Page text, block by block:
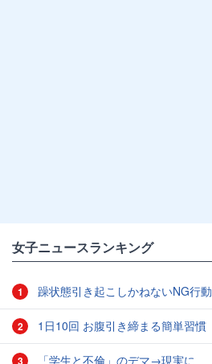
女子ニュースランキング
1 躁状態引き起こしかねないNG行動
2 1日10回 お腹引き締まる簡単習慣
3 「学生と不倫」のデマ→現実に